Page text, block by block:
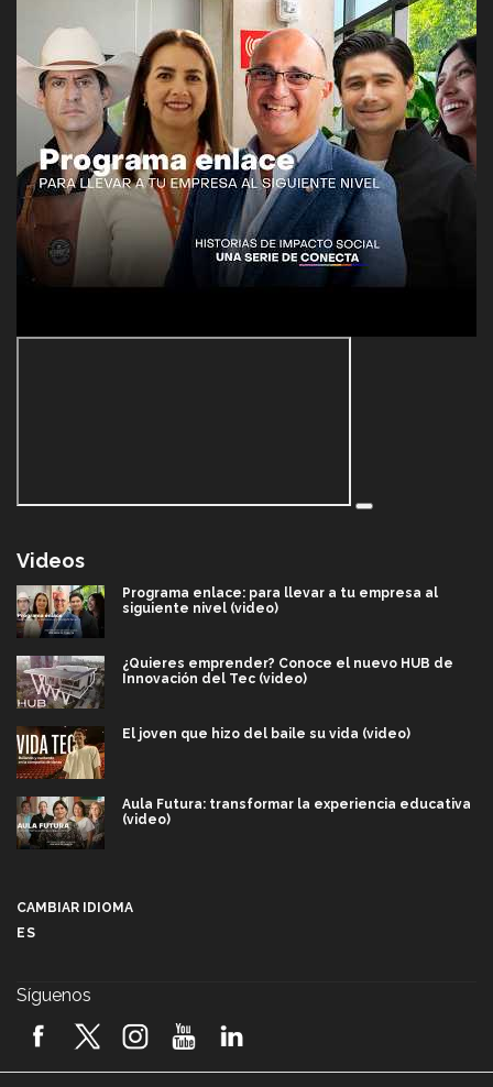
Videos
Programa enlace: para llevar a tu empresa al
siguiente nivel (video)
¿Quieres emprender? Conoce el nuevo HUB de
Innovación del Tec (video)
El joven que hizo del baile su vida (video)
Aula Futura: transformar la experiencia educativa
(video)
2026! (video)
CAMBIAR IDIOMA
ES
Síguenos